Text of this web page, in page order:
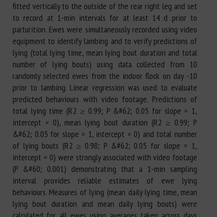
fitted vertically to the outside of the rear right leg and set
to record at 1-min intervals for at least 14 d prior to
parturition. Ewes were simultaneously recorded using video
equipment to identify lambing and to verify predictions of
lying (total lying time, mean lying bout duration and total
number of lying bouts) using data collected from 10
randomly selected ewes from the indoor flock on day -10
prior to lambing. Linear regression was used to evaluate
predicted behaviours with video footage. Predictions of
total lying time (R2 ≥ 0.99; P &#62; 0.05 for slope = 1,
intercept = 0), mean lying bout duration (R2 ≥ 0.99; P
&#62; 0.05 for slope = 1, intercept = 0) and total number
of lying bouts (R2 ≥ 0.98; P &#62; 0.05 for slope = 1,
intercept = 0) were strongly associated with video footage
(P &#60; 0.001) demonstrating that a 1-min sampling
interval provides reliable estimates of ewe lying
behaviours. Measures of lying (mean daily lying time, mean
lying bout duration and mean daily lying bouts) were